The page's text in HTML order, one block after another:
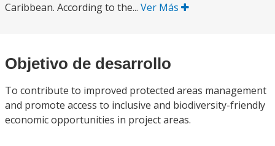
Caribbean. According to the... Ver Más
Objetivo de desarrollo
To contribute to improved protected areas management
and promote access to inclusive and biodiversity-friendly
economic opportunities in project areas.